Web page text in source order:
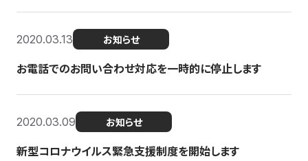
2020.03.13 お知らせ
お電話でのお問い合わせ対応を一時的に停止します
2020.03.09 お知らせ
新型コロナウイルス緊急支援制度を開始します